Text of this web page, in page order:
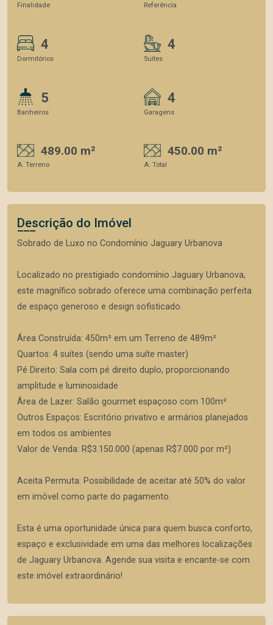
Finalidade Referência
4
Dormitórios
4
Suítes
5
Banheiros
4
Garagens
489.00 m²
A. Terreno
450.00 m²
A. Total
Descrição do Imóvel
Sobrado de Luxo no Condomínio Jaguary Urbanova
Localizado no prestigiado condomínio Jaguary Urbanova,
este magnífico sobrado oferece uma combinação perfeita
de espaço generoso e design sofisticado.
Área Construída: 450m² em um Terreno de 489m²
Quartos: 4 suítes (sendo uma suíte master)
Pé Direito: Sala com pé direito duplo, proporcionando
amplitude e luminosidade
Área de Lazer: Salão gourmet espaçoso com 100m²
Outros Espaços: Escritório privativo e armários planejados
em todos os ambientes
Valor de Venda: R$3.150.000 (apenas R$7.000 por m²)
Aceita Permuta: Possibilidade de aceitar até 50% do valor
em imóvel como parte do pagamento.
Esta é uma oportunidade única para quem busca conforto,
espaço e exclusividade em uma das melhores localizações
de Jaguary Urbanova. Agende sua visita e encante-se com
este imóvel extraordinário!